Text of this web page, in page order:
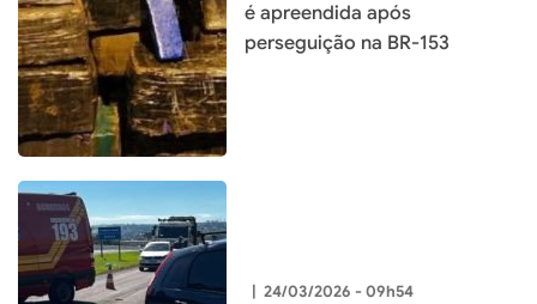
é apreendida após
perseguição na BR-153
| 24/03/2026 - 09h54